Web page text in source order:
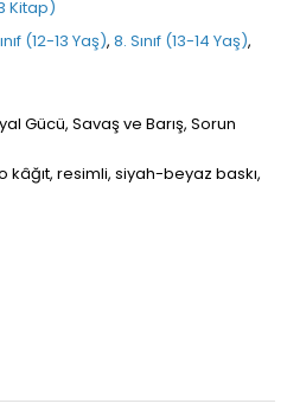
Kitap)
(12-13 Yaş), 8. Sınıf (13-14 Yaş),
Gücü, Savaş ve Barış, Sorun
kâğıt, resimli, siyah-beyaz baskı,